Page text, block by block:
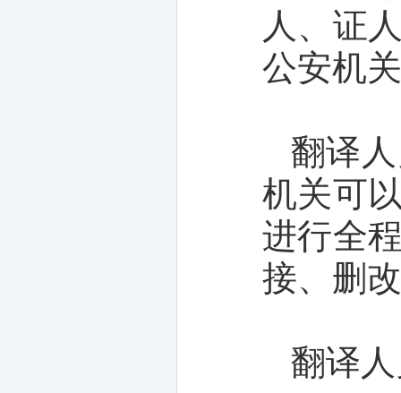
人、证
公安机
翻译
机关可
进行全
接、删
翻译